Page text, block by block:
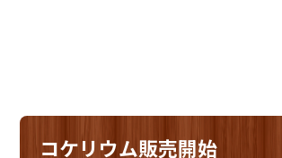
コケリウム販売開始